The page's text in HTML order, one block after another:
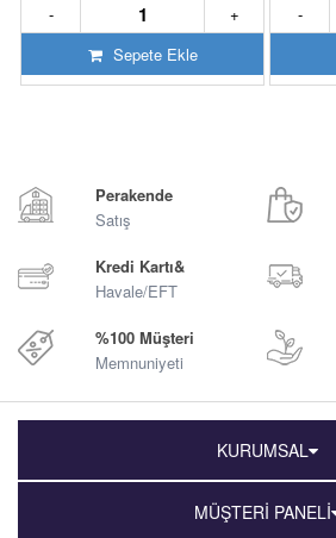
+
-
Sepete Ekle
-
Perakende
Satış
Kredi Kartı&
Havale/EFT
%100 Müşteri
Memnuniyeti
KURUMSAL
MÜŞTERİ PANELİ